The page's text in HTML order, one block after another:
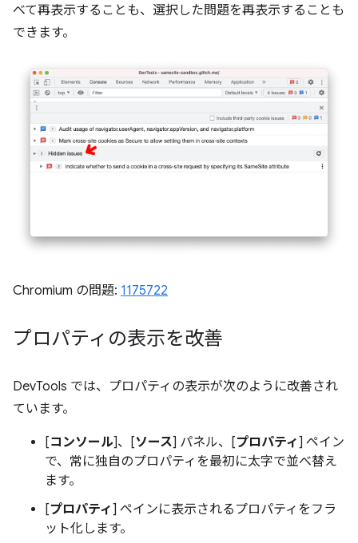
べて再表示することも、選択した問題を再表示することも
できます。
Chromium の問題: 1175722
プロパティの表示を改善
DevTools では、プロパティの表示が次のように改善され
ています。
[コンソール]、[ソース] パネル、[プロパティ ] ペイン
で、常に独自のプロパティを最初に太字で並べ替え
ます。
[プロパティ ] ペインに表示されるプロパティをフラ
ット化します。